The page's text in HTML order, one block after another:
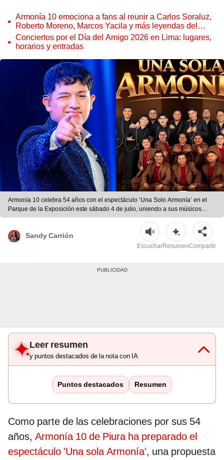
Armonía 10 emociona a fans al reunir a Carlos Soraluz,
Roberto Moreno, Marcos Yacila y más leyendas del
grupo: “Mi corazón no puede más”
Conciertos por el Día del Amigo 2026 en Lima: lugares,
horarios y entradas
Armonía 10 celebra 54 años con el espectáculo ‘Una Solo Armonía’ en el
Parque de la Exposición este sábado 4 de julio, uniendo a sus músicos
actuales con leyendas de la orquesta.
Sandy Carrión
EscucharResumenCompartir
Leer resumen
y puntos destacados de la nota con IA
Puntos destacados Resumen
Como parte de las celebraciones por sus 54
años, Armonía 10 de Piura ha preparado el
espectáculo 'Una sola Armonía', una propuesta